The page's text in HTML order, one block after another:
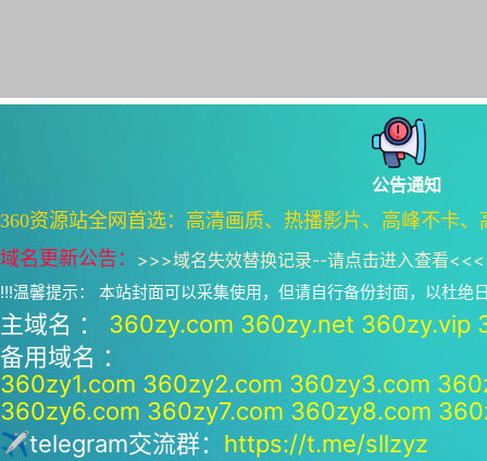
公告通知
360资源站全网首选：高清画质、热播影片、高峰不卡
域名更新公告： >>>域名失效替换记录--请点击进入查看<<<
!!!温馨提示： 本站封面可以采集使用，但请自行备份封面，以杜绝
主域名 ： 360zy.com 360zy.net 360zy.vip
备用域名 ：
360zy1.com 360zy2.com 360zy3.com
360zy6.com 360zy7.com 360zy8.com
✈telegram交流群： https://t.me/sllzyz